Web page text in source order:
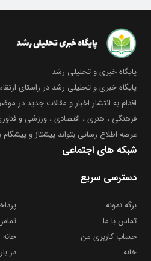
پایگاه خبری و تحلیلی رشد
پایگاه خبری و تحلیلی رشد در راستای
اقدام به انتشار اخبار و مقالات جدید در
فرهنگی ، هنری ، اقتصادی ، ورزشی و
عرصه اطلاع رسانی بتواند پیشتاز و پیشگام
شبکه های اجتماعی
دسترسی سریع
برگه نمونه
تماس با ما
حساب کاربری من
خانه
خانه
در